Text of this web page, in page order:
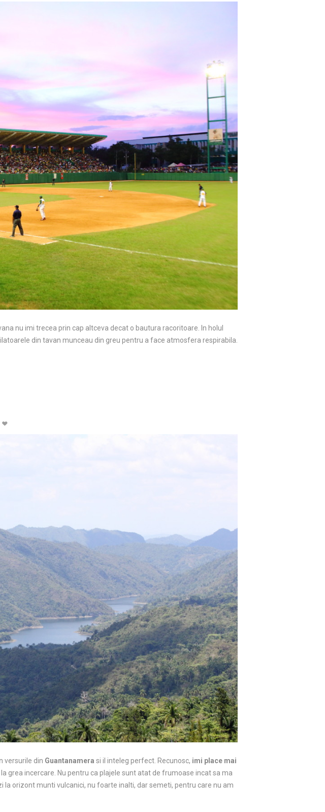
nu imi trecea prin cap altceva decat o bautura racoritoare. In holul
din tavan munceau din greu pentru a face atmosfera respirabila.
versurile din Guantanamera si il inteleg perfect. Recunosc, imi place mai
grea incercare. Nu pentru ca plajele sunt atat de frumoase incat sa ma
orizont munti vulcanici, nu foarte inalti, dar semeti, pentru care nu am